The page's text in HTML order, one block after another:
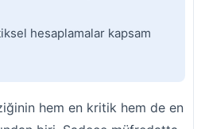
hesaplamalar kapsam
hem en kritik hem de en